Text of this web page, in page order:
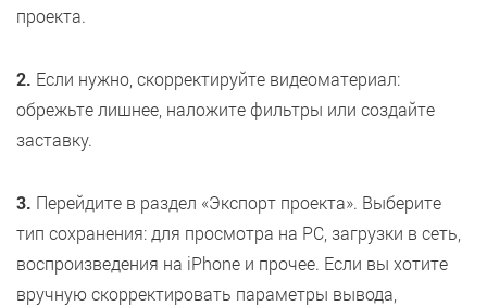
проекта.
2. Если нужно, скорректируйте видеоматериал:
обрежьте лишнее, наложите фильтры или создайте
заставку.
3. Перейдите в раздел «Экспорт проекта». Выберите
тип сохранения: для просмотра на PC, загрузки в сеть,
воспроизведения на iPhone и прочее. Если вы хотите
вручную скорректировать параметры вывода,